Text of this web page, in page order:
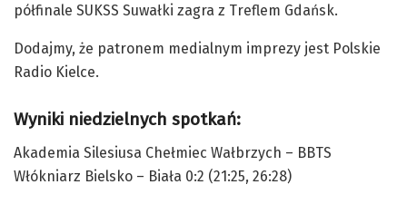
półfinale SUKSS Suwałki zagra z Treflem Gdańsk.
Dodajmy, że patronem medialnym imprezy jest Polskie
Radio Kielce.
Wyniki niedzielnych spotkań:
Akademia Silesiusa Chełmiec Wałbrzych – BBTS
Włókniarz Bielsko – Biała 0:2 (21:25, 26:28)